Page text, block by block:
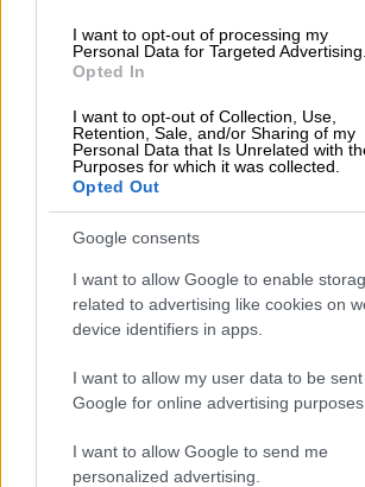
I want to opt-out of processing my
Personal Data for Targeted Advertising.
Opted In
I want to opt-out of Collection, Use,
Retention, Sale, and/or Sharing of my
Personal Data that Is Unrelated with
Purposes for which it was collected.
Opted Out
Google consents
I want to allow Google to enable
related to advertising like cookies on
device identifiers in apps.
I want to allow my user data to be
Google for online advertising purposes.
I want to allow Google to send me
personalized advertising.
Κόσμος|06.04.2025 17:26
Ο Νετανιάχου αισιόδοξος
θα μειώσει τους δασμούς
στα προϊόντα του Ισραήλ
«Ζητάμε την άμεση και χωρίς
απελευθέρωση τουδημάρχου
Κωνσταντινούπολης, Εκρέμ
Ζητάμε μία δίκαιη δίκη και
δηλώνουμε την αμέριστη
στον λαό τηςΤουρκίας, στον
κάνει για Δημοκρατία και για
Δικαίου», δήλωσε κατά τη